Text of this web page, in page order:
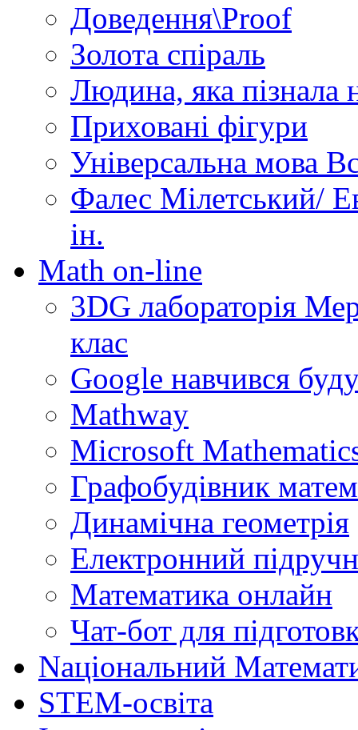
Доведення\Proof
Золота спіраль
Людина, яка пізнала
Приховані фігури
Універсальна мова
Фалес Мілетський/
ін.
Math on-line
3DG лабораторія
клас
Google навчився
Mathway
Microsoft
Графобудівник
Динамічна геометрія
Електронний
Математика онлайн
Чат-бот для
Naціональний
STEM-освіта